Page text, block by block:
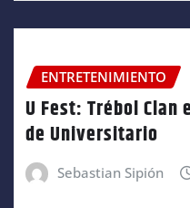
ENTRETENIMIENTO
U Fest: Trébol Clan
de Universitario
Sebastian Sipión